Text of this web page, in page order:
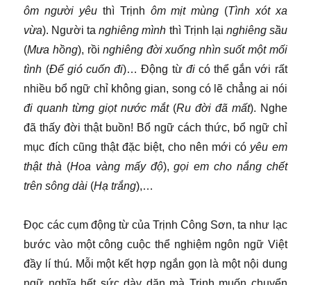
ôm người yêu thì Trịnh ôm mịt mùng (Tình xót xa
vừa). Người tanghiêng mình thì Trịnh lại nghiêng sầu
(Mưa hồng), rồinghiêng đời xuống nhìn suốt một mối
tình (Để gió cuốn đi)… Động từ đicó thể gắn với rất
nhiều bổ ngữ chỉ không gian, song có lẽ chẳng ai nói
đi quanh từng giọt nước mắt (Ru đời đã mất). Nghe
đã thấy đời thật buồn! Bổ ngữ cách thức, bổ ngữ chỉ
mục đích cũng thật đặc biệt, cho nên mới có yêu em
thật thà (Hoa vàng mấy độ),gọi em cho nắng chết
trên sông dài (Hạ trắng),…
Đọc các cụm động từ của Trịnh Công Sơn, ta như lạc
bước vào một công cuộc thể nghiệm ngôn ngữ Việt
đầy lí thú. Mỗi một kết hợp ngắn gọn là một nội dung